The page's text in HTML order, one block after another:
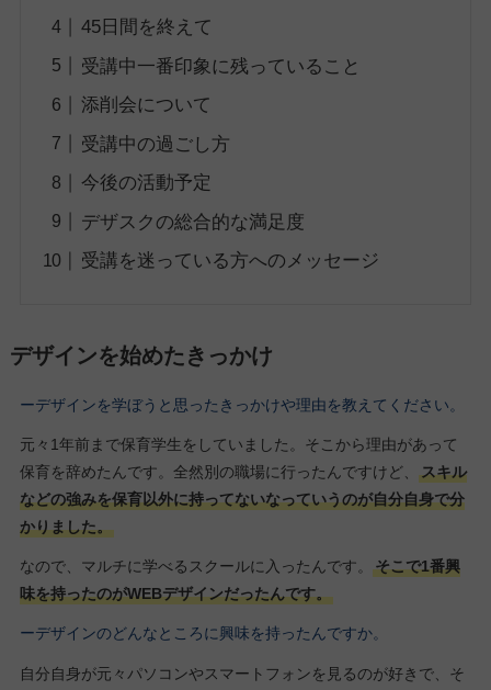
45日間を終えて
受講中一番印象に残っていること
添削会について
受講中の過ごし方
今後の活動予定
デザスクの総合的な満足度
受講を迷っている方へのメッセージ
デザインを始めたきっかけ
ーデザインを学ぼうと思ったきっかけや理由を教えてください。
元々1年前まで保育学生をしていました。そこから理由があって
保育を辞めたんです。全然別の職場に行ったんですけど、
スキル
などの強みを保育以外に持ってないなっていうのが自分自身で分
かりました。
なので、マルチに学べるスクールに入ったんです。
そこで1番興
味を持ったのがWEBデザインだったんです。
ーデザインのどんなところに興味を持ったんですか。
自分自身が元々パソコンやスマートフォンを見るのが好きで、そ